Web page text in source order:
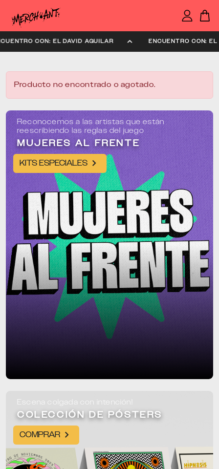
ENCUENTRO CON: EL DAVID AGUILAR
Producto no encontrado o agotado.
Reconocemos a las artistas que están
reescribiendo las reglas del juego
MUJERES AL FRENTE
KITS ESPECIALES
Escena colgada con intención!
COLECCIÓN DE PÓSTERS
COMPRAR